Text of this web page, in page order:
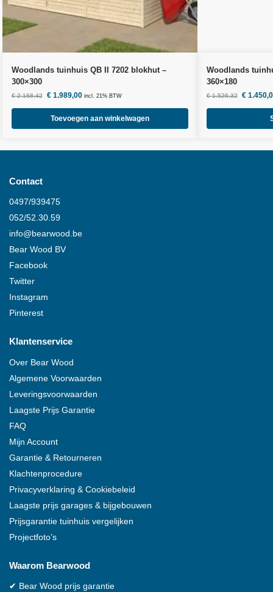
Woodlandstuinhuis QB II 7202 blokhut –
300×300
€2.168,42 €1.989,00 incl. 21% BTW
Toevoegen aan winkelwagen
Woodlands
360×180
€1.526,32 €
Contact
0497/939475
052/52.30.59
info@bearwood.be
Bear Wood BV
Facebook
Twitter
Instagram
Pinterest
Klantenservice
Over Bear Wood
Algemene Voorwaarden
Leveringsvoorwaarden
Laagste Prijs Garantie
FAQ
Mijn Account
Garantie & Retourneren
Klachtenprocedure
Privacyverklaring & Cookiebeleid
Laagste prijs garages & bijgebouwen
Prijsgarantie tuinhuis vergelijken
Projectfoto’s
Waarom Bearwood
✔ Bear Wood prijs garantie